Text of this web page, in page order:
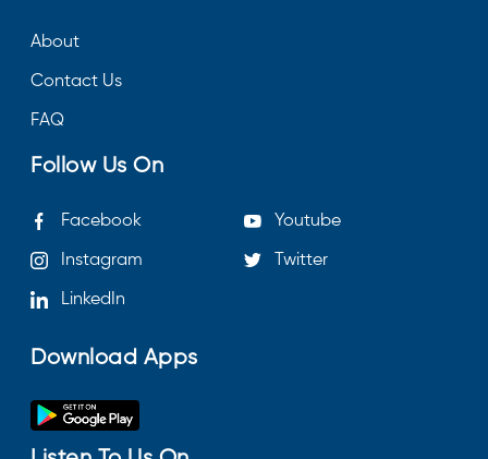
About
Contact Us
FAQ
Follow Us On
Facebook Youtube
Instagram Twitter
LinkedIn
Download Apps